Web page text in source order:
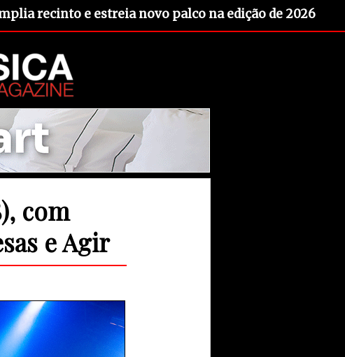
recinto e estreia novo palco na edição de 2026
com
e Agir